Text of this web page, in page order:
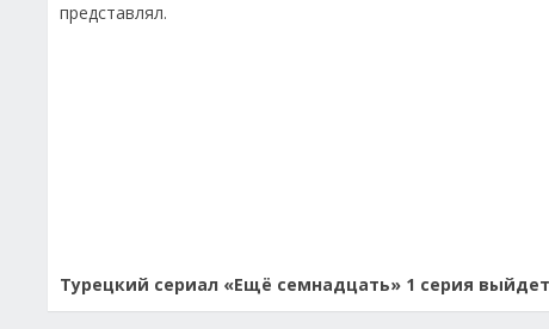
представлял.
Турецкий сериал «Ещё семнадцать» 1 серия выйдет